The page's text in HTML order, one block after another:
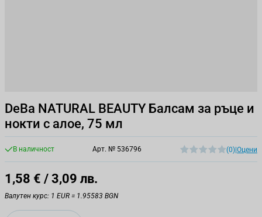
DeBa NATURAL BEAUTY Балсам за ръце и
нокти с алое, 75 мл
В наличност Арт. № 536796 (0) Оцени
1,58 € / 3,09 лв.
Валутен курс: 1 EUR = 1.95583 BGN